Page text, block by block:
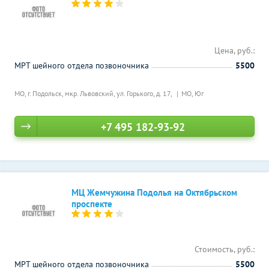
МО, г. Подольск, мкр. Львовский, ул. Горького, д. 17, МО, Юг
Цена, руб.:
МРТ шейного отдела позвоночника
5500
+7 495 182-93-92
МЦ Жемчужина Подолья на Октябрьском
проспекте
Стоимость, руб.:
МРТ шейного отдела позвоночника
5500